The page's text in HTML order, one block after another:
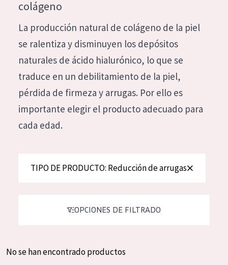
Hidratación y luminosidad
Reducción de arrugas
Regeneración
Piel menopáusica
TIPO DE PRODUCTO
Crema de ojos
Essentials
German
Spanish
colágeno
La producción natural de colágeno de la piel
se ralentiza y disminuyen los depósitos
naturales de ácido hialurónico, lo que se
traduce en un debilitamiento de la piel,
pérdida de firmeza y arrugas. Por ello es
importante elegir el producto adecuado para
cada edad.
TIPO DE PRODUCTO: Reducción de arrugas
OPCIONES DE FILTRADO
No se han encontrado productos